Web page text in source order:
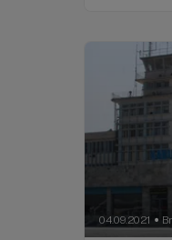
04.09.2021 ●